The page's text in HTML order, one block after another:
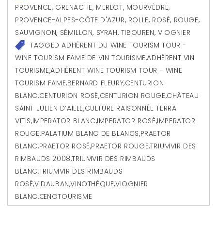
PROVENCE, GRENACHE, MERLOT, MOURVÈDRE,
PROVENCE-ALPES-CÔTE D'AZUR, ROLLE, ROSÉ, ROUGE,
SAUVIGNON, SÉMILLON, SYRAH, TIBOUREN, VIOGNIER
TAGGEDADHÉRENT DU WINE TOURISM TOUR -
WINE TOURISM FAME DE VIN TOURISME,ADHÉRENT VIN
TOURISME,ADHÉRENT WINE TOURISM TOUR - WINE
TOURISM FAME,BERNARD FLEURY,CENTURION
BLANC,CENTURION ROSÉ,CENTURION ROUGE,CHÂTEAU
SAINT JULIEN D’AILLE,CULTURE RAISONNÉE TERRA
VITIS,IMPERATOR BLANC,IMPERATOR ROSÉ,IMPERATOR
ROUGE,PALATIUM BLANC DE BLANCS,PRAETOR
BLANC,PRAETOR ROSÉ,PRAETOR ROUGE,TRIUMVIR DES
RIMBAUDS 2008,TRIUMVIR DES RIMBAUDS
BLANC,TRIUMVIR DES RIMBAUDS
ROSÉ,VIDAUBAN,VINOTHÈQUE,VIOGNIER
BLANC,ŒNOTOURISME